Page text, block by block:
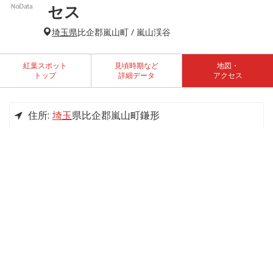
セス
埼玉県比企郡嵐山町 / 嵐山渓谷
紅葉スポット
トップ
見頃時期など
詳細データ
地図・
アクセス
住所: 埼玉県比企郡嵐山町鎌形